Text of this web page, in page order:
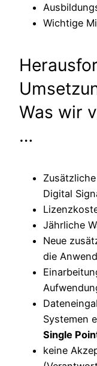
Wichtige
Was wir
…
Digital
Jährliche
Neue
die
Systemen
Single
keine